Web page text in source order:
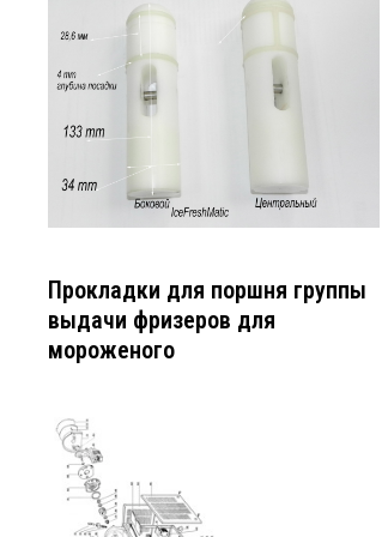
Прокладки для поршня группы
выдачи фризеров для
мороженого